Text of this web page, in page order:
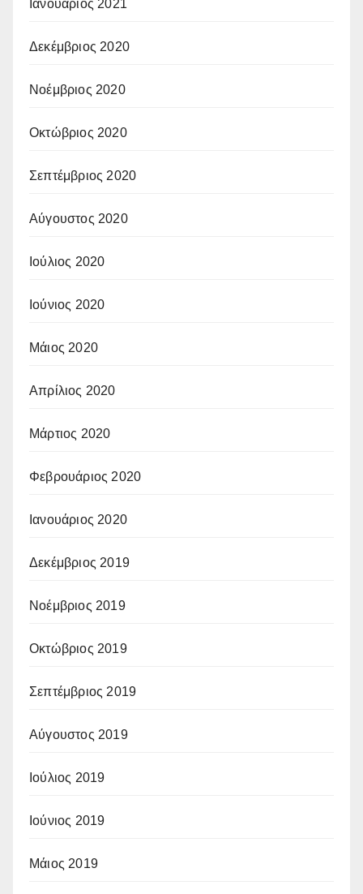
Ιανουάριος 2021
Δεκέμβριος 2020
Νοέμβριος 2020
Οκτώβριος 2020
Σεπτέμβριος 2020
Αύγουστος 2020
Ιούλιος 2020
Ιούνιος 2020
Μάιος 2020
Απρίλιος 2020
Μάρτιος 2020
Φεβρουάριος 2020
Ιανουάριος 2020
Δεκέμβριος 2019
Νοέμβριος 2019
Οκτώβριος 2019
Σεπτέμβριος 2019
Αύγουστος 2019
Ιούλιος 2019
Ιούνιος 2019
Μάιος 2019